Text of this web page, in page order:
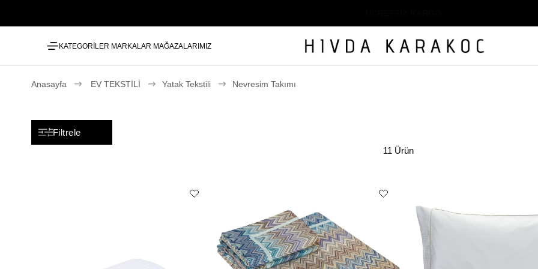
KATEGORİLER MARKALAR MAĞAZALARIMIZ
Anasayfa EV TEKSTİLİ Yatak Tekstili Nevresim Takımı
Filtrele
11 Ürün